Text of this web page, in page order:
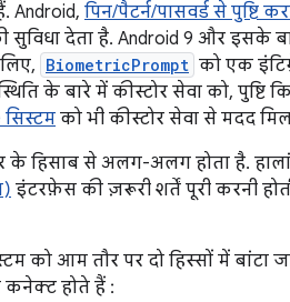
Android, पिन/पैटर्न/पासवर्ड से पुष्टि
सुविधा देता है. Android 9 और इसके
BiometricPrompt को एक
स्थिति के बारे में कीस्टोर सेवा को,
सिस्टमको भी कीस्टोर सेवा से मदद
के हिसाब से अलग-अलग होता है.
इंटरफ़ेस की ज़रूरी शर्तें पूरी करनी
को आम तौर पर दो हिस्सों में बांटा
होते हैं :